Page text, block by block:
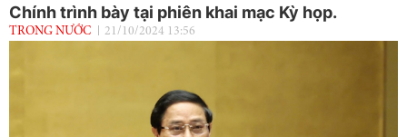
Chính trình bày tại phiên khai mạc Kỳ họp.
TRONG NƯỚC 21/10/2024 13:56